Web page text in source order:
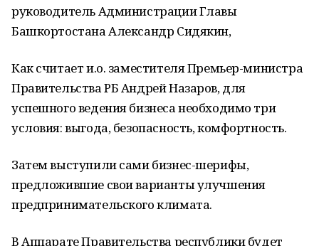
руководитель Администрации Главы
Башкортостана Александр Сидякин,
Как считает и.о. заместителя Премьер-министра
Правительства РБ Андрей Назаров, для
успешного ведения бизнеса необходимо три
условия: выгода, безопасность, комфортность.
Затем выступили сами бизнес-шерифы,
предложившие свои варианты улучшения
предпринимательского климата.
В Аппарате Правительства республики будет